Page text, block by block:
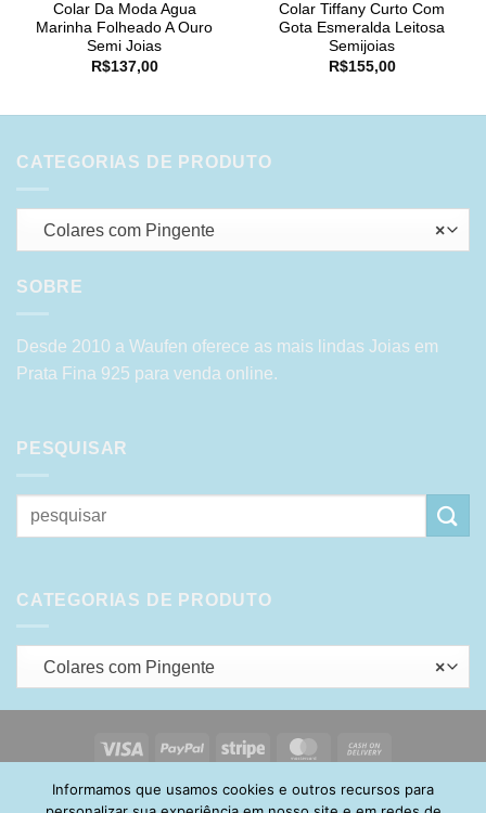
Colar Da Moda Agua
Marinha Folheado A Ouro
Semi Joias
R$137,00
Colar Tiffany Curto Com
Gota Esmeralda Leitosa
Semijoias
R$155,00
CATEGORIAS DE PRODUTO
×
Colares com Pingente
SOBRE
Desde 2010 a Waufen oferece as mais lindas Joias em
Prata Fina 925 para venda online.
PESQUISAR
Pesquisar
por:
CATEGORIAS DE PRODUTO
×
Colares com Pingente
Visa PayPal Stripe MasterCard
Delivery
HOME SOBRE POLÍTICA DE PRIVACIDADE
ENTREGA
TROCA E DEVOLUÇÃO
GARANTIA FAQ CARRINHO
Informamos que usamos cookies e outros recursos para